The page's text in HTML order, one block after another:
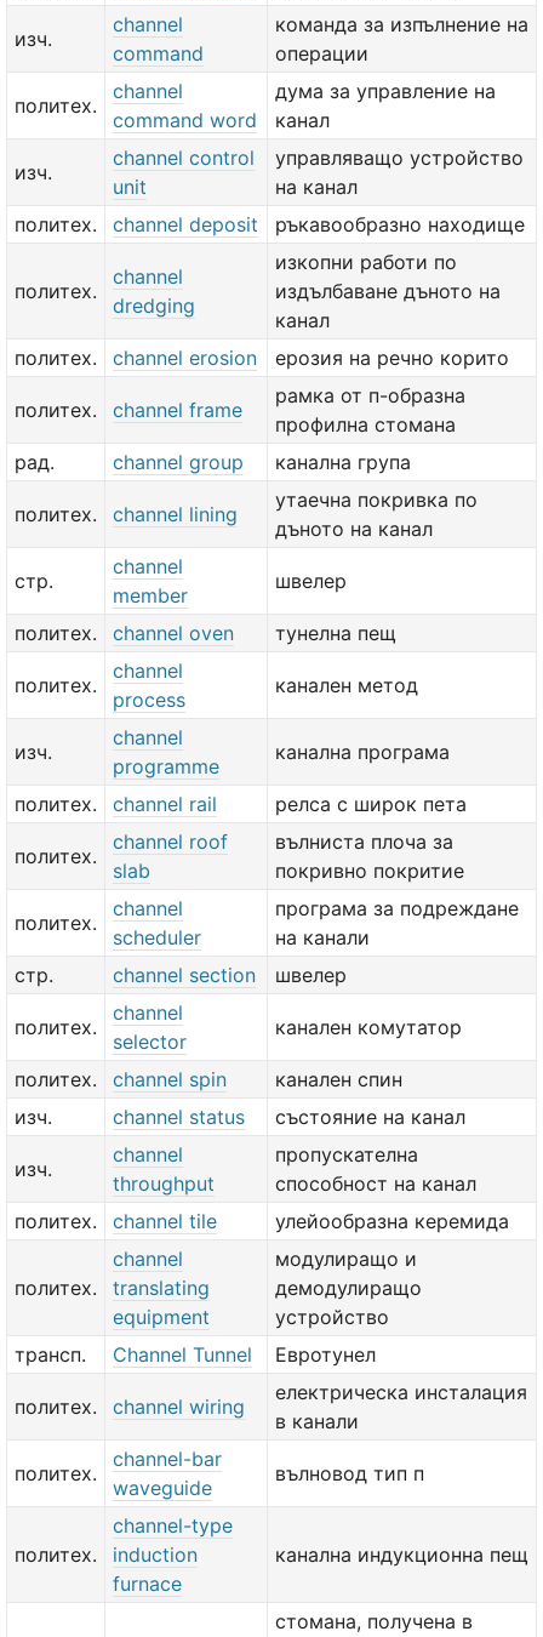
изч.
channel
command
команда за изпълнение на
операции
политех.
channel
command word
дума за управление на
канал
изч.
channel control
unit
управляващо устройство
на канал
политех.
channel deposit ръкавообразно находище
политех.
channel
dredging
изкопни работи по
издълбаване дъното на
канал
политех.
channel erosion ерозия на речно корито
политех. channel frame
рамка от п-образна
профилна стомана
рад.
channel group канална група
политех. channel lining
утаечна покривка по
дъното на канал
стр.
channel
member
швелер
политех. channel oven тунелна пещ
политех.
channel
process
канален метод
изч.
channel
programme
канална програма
политех. channel rail релса с широк пета
политех.
channel roof
slab
вълниста плоча за
покривно покритие
политех.
channel
scheduler
програма за подреждане
на канали
стр.
channel section швелер
политех.
channel
selector
канален комутатор
политех. channel spin
канален спин
изч.
channel status състояние на канал
изч.
channel
throughput
пропускателна
способност на канал
политех.
channel tile улейообразна керемида
политех.
channel
translating
equipment
модулиращо и
демодулиращо
устройство
трансп.
Channel Tunnel Евротунел
политех. channel wiring
електрическа инсталация
в канали
политех.
channel-bar
waveguide
вълновод тип п
политех.
channel-type
induction
furnace
канална индукционна пещ
стомана, получена в